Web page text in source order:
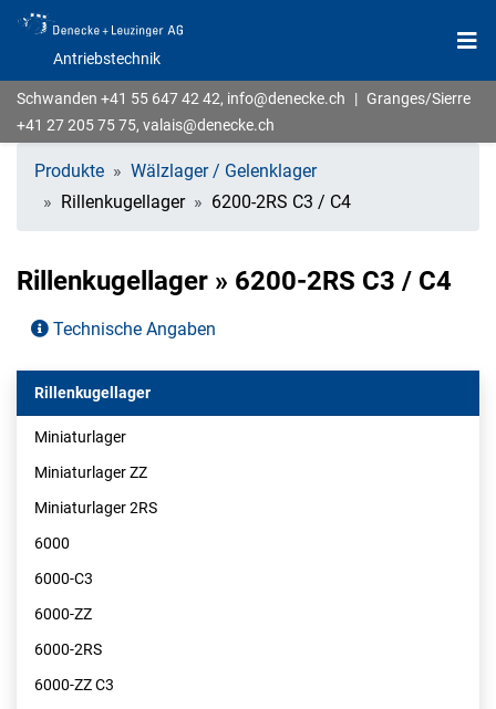
Antriebstechnik
Schwanden +41 55 647 42 42, info@denecke.ch | Granges/Sierre
+41 27 205 75 75, valais@denecke.ch
Produkte
Wälzlager / Gelenklager
Rillenkugellager
6200-2RS C3 / C4
Rillenkugellager » 6200-2RS C3 / C4
Technische Angaben
Rillenkugellager
Miniaturlager
Miniaturlager ZZ
Miniaturlager 2RS
6000
6000-C3
6000-ZZ
6000-2RS
6000-ZZ C3